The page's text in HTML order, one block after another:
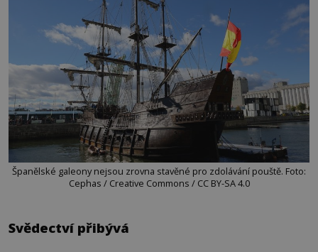
Španělské galeony nejsou zrovna stavěné pro zdolávání pouště. Foto:
Cephas / Creative Commons / CC BY-SA 4.0
Svědectví přibývá